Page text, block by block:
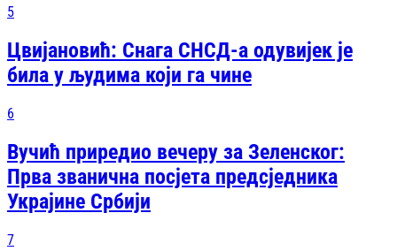
5
Цвијановић: Снага СНСД-а одувијек је
била у људима који га чине
6
Вучић приредио вечеру за Зеленског:
Прва званична посjета предсjедника
Украјине Србији
7